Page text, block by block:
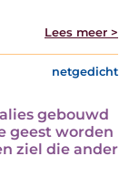
Lees meer >
netgedicht
gebouwd
geest worden
ziel die ander